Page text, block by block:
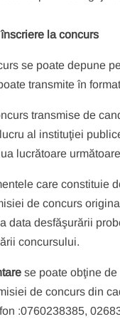
la concurs
se poate depune
transmite în
transmise de
al instituţiei
lucrătoare
care constituie
de concurs
data desfăşurării
concursului.
se poate obţine
de concurs din
:0760238385,